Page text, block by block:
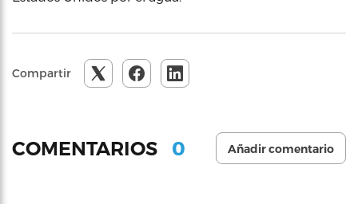
Compartir
COMENTARIOS 0 Añadir comentario